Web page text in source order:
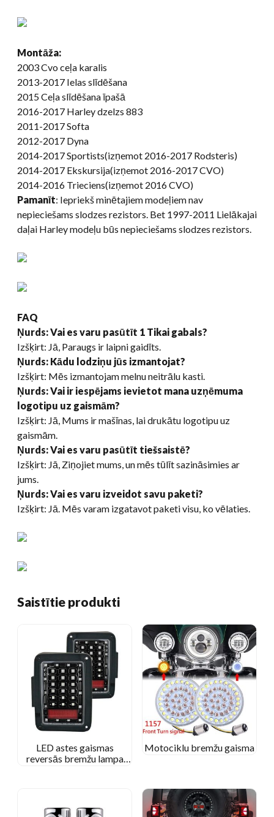
Montāža:
2003 Cvo ceļa karalis
2013-2017 Ielas slīdēšana
2015 Ceļa slīdēšana īpašā
2016-2017 Harley dzelzs 883
2011-2017 Softa
2012-2017 Dyna
2014-2017 Sportists(izņemot 2016-2017 Rodsteris)
2014-2017 Ekskursija(izņemot 2016-2017 CVO)
2014-2016 Trieciens(izņemot 2016 CVO)
Pamanīt: Iepriekš minētajiem modeļiem nav
nepieciešams slodzes rezistors. Bet 1997-2011 Lielākajai
daļai Harley modeļu būs nepieciešams slodzes rezistors.
FAQ
Ņurds: Vai es varu pasūtīt 1 Tikai gabals?
Izšķirt: Jā, Paraugs ir laipni gaidīts.
Ņurds: Kādu lodziņu jūs izmantojat?
Izšķirt: Mēs izmantojam melnu neitrālu kasti.
Ņurds: Vai ir iespējams ievietot mana uzņēmuma
logotipu uz gaismām?
Izšķirt: Jā, Mums ir mašīnas, lai drukātu logotipu uz
gaismām.
Ņurds: Vai es varu pasūtīt tiešsaistē?
Izšķirt: Jā, Ziņojiet mums, un mēs tūlīt sazināsimies ar
jums.
Ņurds: Vai es varu izveidot savu paketi?
Izšķirt: Jā. Mēs varam izgatavot paketi visu, ko vēlaties.
Saistītie produkti
LED astes gaismas
reversās bremžu lampa
Motociklu bremžu gaisma